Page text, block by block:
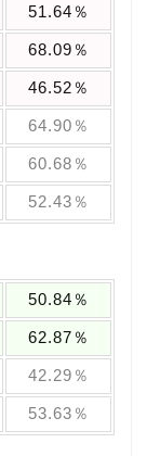
51.64％
68.09％
46.52％
64.90％
60.68％
52.43％
50.84％
62.87％
42.29％
53.63％